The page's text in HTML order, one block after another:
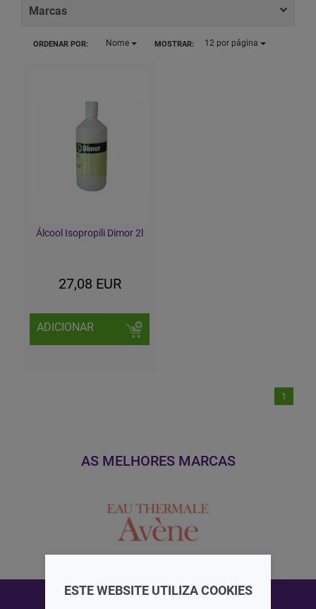
Marcas
ORDENAR POR: Nome MOSTRAR: 12por página
Álcool Isopropili Dimor 2l
27,08 EUR
ADICIONAR
1
AS MELHORES MARCAS
ESTE WEBSITE UTILIZA COOKIES